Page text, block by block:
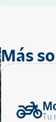
Más
Tu